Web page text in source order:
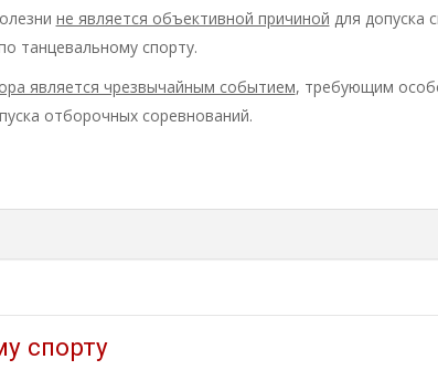
не является объективной причиной для допуска
танцевальному спорту.
является чрезвычайным событием, требующим
отборочных соревнований.
спорту